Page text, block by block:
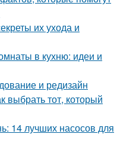
их ухода и
в кухню: идеи и
и редизайн
выбрать тот, который
14 лучших насосов для